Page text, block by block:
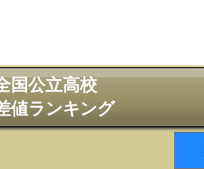
国公立高校
値ランキング